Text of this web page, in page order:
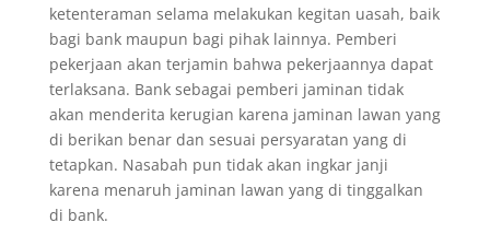
ketenteraman selama melakukan kegitan uasah, baik
bagi bank maupun bagi pihak lainnya. Pemberi
pekerjaan akan terjamin bahwa pekerjaannya dapat
terlaksana. Bank sebagai pemberi jaminan tidak
akan menderita kerugian karena jaminan lawan yang
di berikan benar dan sesuai persyaratan yang di
tetapkan. Nasabah pun tidak akan ingkar janji
karena menaruh jaminan lawan yang di tinggalkan
di bank.